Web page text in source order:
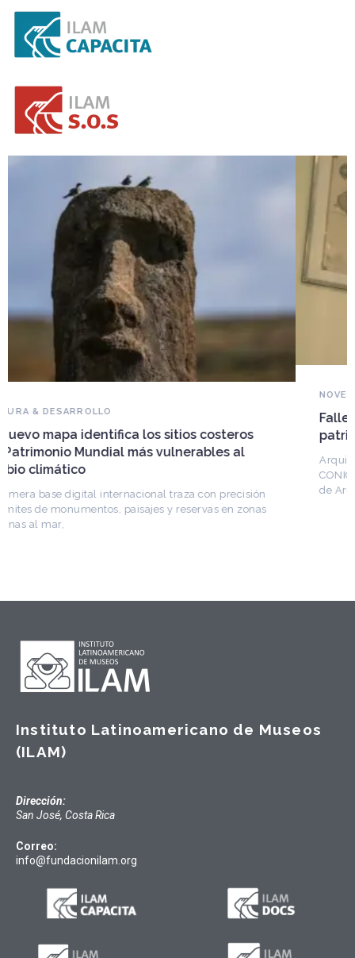
Falleció Ramón Gutiérrez, guardián del
patrimonio iberoamericano
Arquitecto, historiador e Investigador Superior del
CONICET, fundó el CEDODAL e impulsó los Seminarios
de Arquitectura Latinoamericana. Publicó más de
Instituto Latinoamericano de Museos
(ILAM)
Dirección:
San José, Costa Rica
Correo:
info@fundacionilam.org